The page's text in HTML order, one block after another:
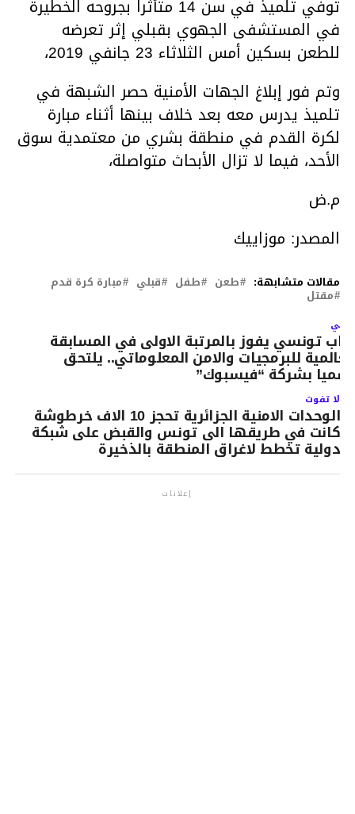
توفي تلميذ في سن 14 متأثرا بجروحه الخطيرة
في المستشفى الجهوي بقبلي إثر تعرضه
للطعن بسكين أمس الثلاثاء 23 جانفي 2019،
وتم فور إبلاغ الجهات الأمنية حصر الشبهة في
تلميذ يدرس معه بعد خلاف بينها أثناء مبارة
لكرة القدم في منطقة بشري من معتمدية سوق
الأحد، فيما لا تزال الأبحاث متواصلة،
م.ض
المصدر: موزاييك
مقالات متشابهة: طعن طفل قبلي مبارة كرة قدم
مقتل
تونسي يفوز بالمرتبة الاولى في المسابقة
للبرمجيات والامن المعلوماتي.. يلتحق
بشركة “فيسبوك”
لا تفوت
الوحدات الامنية الجزائرية تحجز 10 الاف خرطوشة
كانت في طريقها الى تونس والقبض على شبكة
دولية تخطط لاغراق المنطقة بالذخيرة
إعلانات